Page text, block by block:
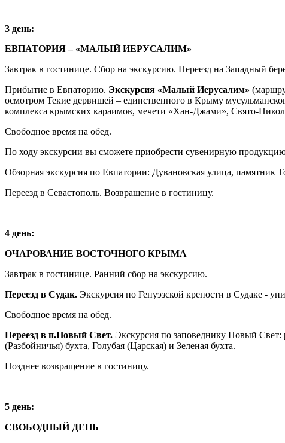
3 день:
ЕВПАТОРИЯ – «МАЛЫЙ ИЕРУСАЛИМ»
Завтрак в гостинице. Сбор на экскурсию. Переезд на Западный
Прибытие в Евпаторию. Экскурсия «Малый Иерусалим»
осмотром Текие дервишей – единственного в Крыму
комплекса крымских караимов, мечети «Хан-Джами», Свято-
Свободное время на обед.
По ходу экскурсии вы сможете приобрести сувенирную
Обзорная экскурсия по Евпатории: Дувановская улица, памятник
Переезд в Севастополь. Возвращение в гостиницу.
4 день:
ОЧАРОВАНИЕ ВОСТОЧНОГО КРЫМА
Завтрак в гостинице. Ранний сбор на экскурсию.
Переезд в Судак. Экскурсия по Генуэзской крепости в Судаке -
Свободное время на обед.
Переезд в п.Новый Свет. Экскурсия по заповеднику Новый
(Разбойничья) бухта, Голубая (Царская) и Зеленая бухта.
Позднее возвращение в гостиницу.
5 день:
СВОБОДНЫЙ ДЕНЬ